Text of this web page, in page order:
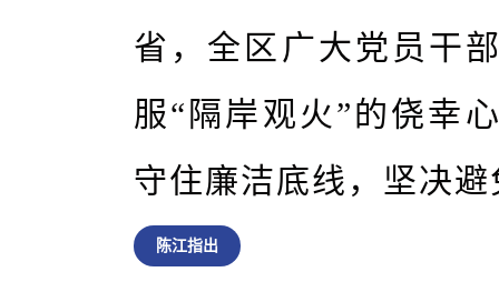
省，全区广大党员干
服“隔岸观火”的侥幸
守住廉洁底线，坚决
陈江指出